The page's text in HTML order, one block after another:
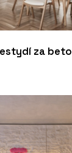
za